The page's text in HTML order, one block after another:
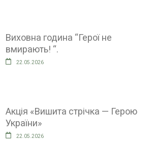
Виховна година “Герої не
вмирають! “.
22.05.2026
Акція «Вишита стрічка — Герою
України»
22.05.2026